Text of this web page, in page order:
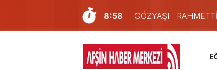
8:58
GÖZYAŞI
7:57
Afşin Sağlık Yüksek
6:31
Onikişubat
16:10
Uluslararası Bisiklet